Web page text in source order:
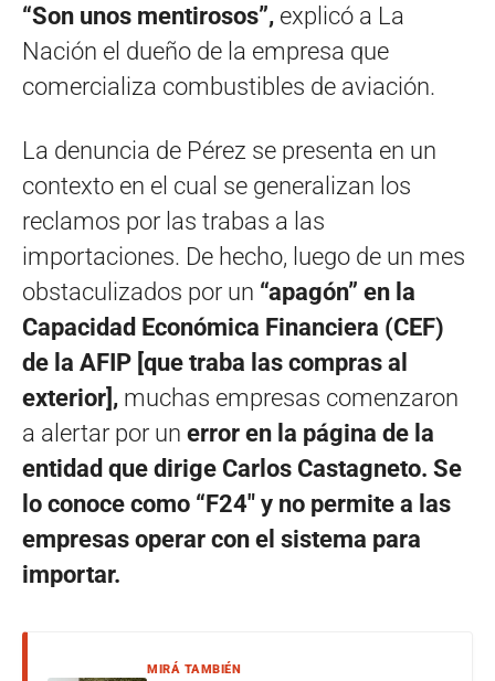
“Son unos mentirosos”, explicó a La
Nación el dueño de la empresa que
comercializa combustibles de aviación.
La denuncia de Pérez se presenta en un
contexto en el cual se generalizan los
reclamos por las trabas a las
importaciones. De hecho, luego de un mes
obstaculizados por un “apagón” en la
Capacidad Económica Financiera (CEF)
de la AFIP [que traba las compras al
exterior], muchas empresas comenzaron
a alertar por un error en la página de la
entidad que dirige Carlos Castagneto. Se
lo conoce como “F24″ y no permite a las
empresas operar con el sistema para
importar.
MIRÁ TAMBIÉN